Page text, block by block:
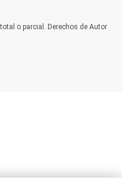
o parcial. Derechos de Autor